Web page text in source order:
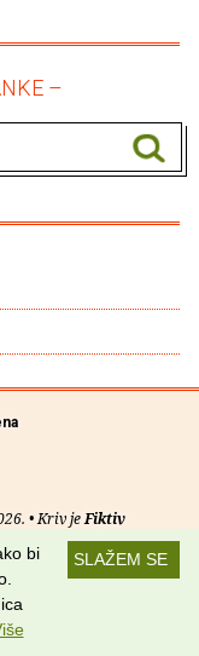
–
• Kriv jeFiktiv
RSS kanaliSLAŽEM SE
bi